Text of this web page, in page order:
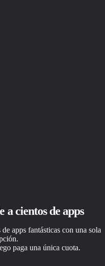
a cientos de apps
apps fantásticas con una sola
paga una única cuota.